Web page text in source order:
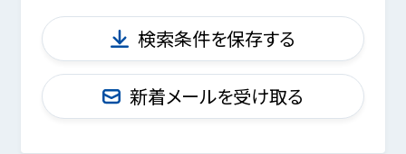
検索条件を保存する
新着メールを受け取る